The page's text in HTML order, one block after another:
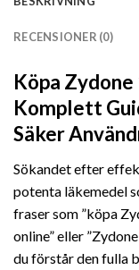
RECENSIONER (0)
Köpa Zydone
Komplett
Säker
Sökandet efter
potenta läkemedel
fraser som ”köpa
online” eller
du förstår den fulla